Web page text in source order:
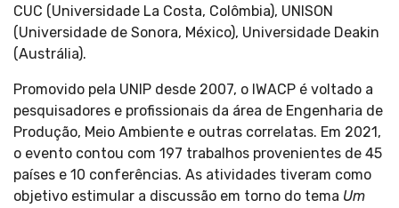
CUC (Universidade La Costa, Colômbia), UNISON
(Universidade de Sonora, México), Universidade Deakin
(Austrália).
Promovido pela UNIP desde 2007, o IWACP é voltado a
pesquisadores e profissionais da área de Engenharia de
Produção, Meio Ambiente e outras correlatas. Em 2021,
o evento contou com 197 trabalhos provenientes de 45
países e 10 conferências. As atividades tiveram como
objetivo estimular a discussão em torno do tema Um